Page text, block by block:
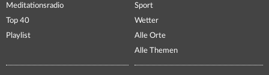
Meditationsradio
Top 40
Playlist
Sport
Wetter
Alle Orte
Alle Themen